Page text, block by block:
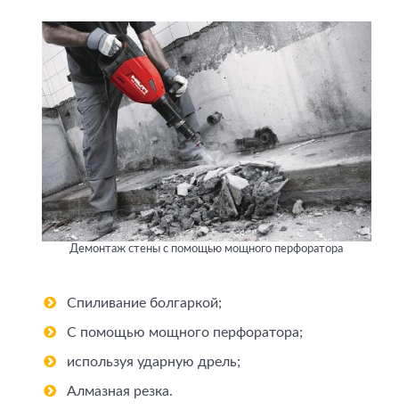
Демонтаж стены с помощью мощного перфоратора
Спиливание болгаркой;
С помощью мощного перфоратора;
используя ударную дрель;
Алмазная резка.